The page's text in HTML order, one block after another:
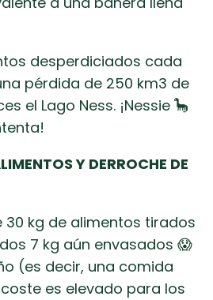
desperdiciados cada
pérdida de 250 km3 de
el Lago Ness. ¡Nessie 🦕
Y DERROCHE DE
30 kg de alimentos tirados
7 kg aún envasados 😱
(es decir, una comida
es elevado para los